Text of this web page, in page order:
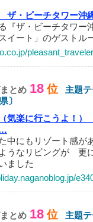
ザ・ビーチタワー
『ザ・ビーチタワー
イート」のゲストル
とめ 18 位
主題
〕
気楽に行こうよ！
中にもリゾート感
うなリビングが 更
ました
とめ 18 位
主題